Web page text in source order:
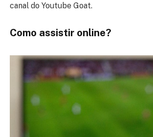
canal do Youtube Goat.
Como assistir online?